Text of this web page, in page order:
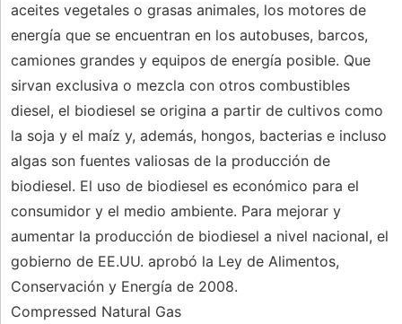
aceites vegetales o grasas animales, los motores de
energía que se encuentran en los autobuses, barcos,
camiones grandes y equipos de energía posible. Que
sirvan exclusiva o mezcla con otros combustibles
diesel, el biodiesel se origina a partir de cultivos como
la soja y el maíz y, además, hongos, bacterias e incluso
algas son fuentes valiosas de la producción de
biodiesel. El uso de biodiesel es económico para el
consumidor y el medio ambiente. Para mejorar y
aumentar la producción de biodiesel a nivel nacional, el
gobierno de EE.UU. aprobó la Ley de Alimentos,
Conservación y Energía de 2008.
Compressed Natural Gas